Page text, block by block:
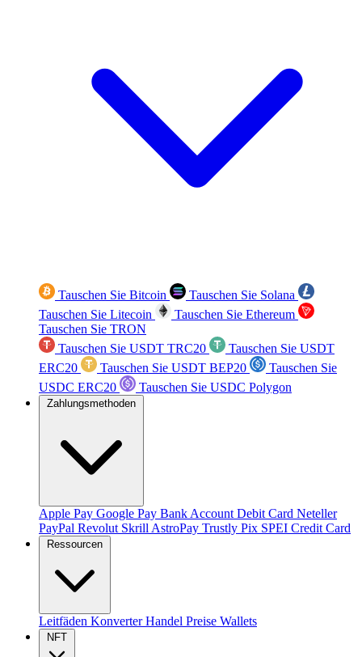
Tauschen Sie Bitcoin
Tauschen Sie Solana
Tauschen Sie Litecoin
Tauschen Sie Ethereum
Tauschen Sie TRON
Tauschen Sie USDT TRC20
Tauschen Sie USDT
ERC20
Tauschen Sie USDT BEP20
Tauschen Sie
USDC ERC20
Tauschen Sie USDC Polygon
Zahlungsmethoden
Apple Pay Google Pay Bank Account Debit Card Neteller
PayPal Revolut Skrill AstroPay Trustly Pix SPEI Credit Card
Ressourcen
Leitfäden KonverterHandel Preise Wallets
NFT